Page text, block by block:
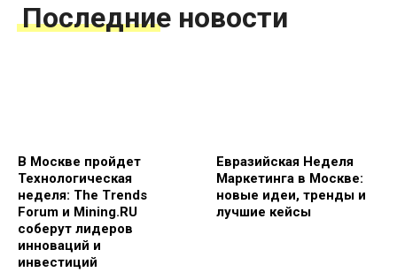
Последние новости
В Москве пройдет
Технологическая
неделя: The Trends
Forum и Mining.RU
соберут лидеров
инноваций и
инвестиций
Евразийская Неделя
Маркетинга в Москве:
новые идеи, тренды и
лучшие кейсы